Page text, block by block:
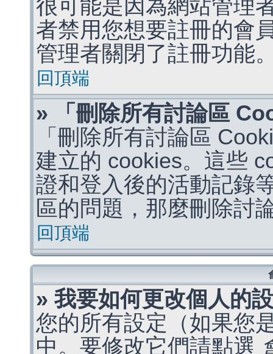
很可能是因為網站管理
者禁用您想要註冊的會
管理者關閉了註冊功能
回頂端
» 「刪除所有討論區
「刪除所有討論區
建立的 cookies。這些
證和登入後的活動記錄
區的問題，那麼刪除討
回頂端
» 我要如何更改個人的
您的所有設定（如果您
中。要修改它們請點選